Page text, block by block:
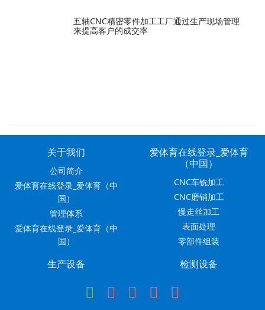
五轴CNC精密零件加工工厂​通过生产现场管理
来提高客户的成交率
关于我们
公司简介
爱体育在线登录_爱体育（中
国）
管理体系
爱体育在线登录_爱体育（中
国）
爱体育在线登录_爱体育
（中国）
CNC车铣加工
CNC磨销加工
慢走丝加工
表面处理
零部件组装
生产设备 检测设备